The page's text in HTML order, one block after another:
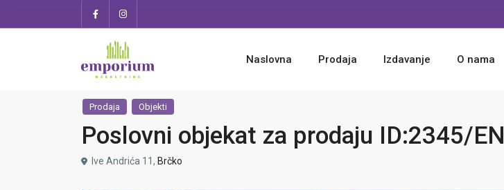
Naslovna Prodaja Izdavanje O nama
Prodaja Objekti
Poslovni objekat za prodaju ID:2345/EN
Ive Andrića 11, Brčko